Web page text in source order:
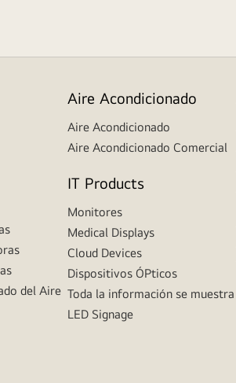
del Aire
Aire Acondicionado
Aire Acondicionado
Aire Acondicionado Comercial
IT Products
Monitores
Medical Displays
Cloud Devices
Dispositivos ÓPticos
Toda la información se muestra
LED Signage